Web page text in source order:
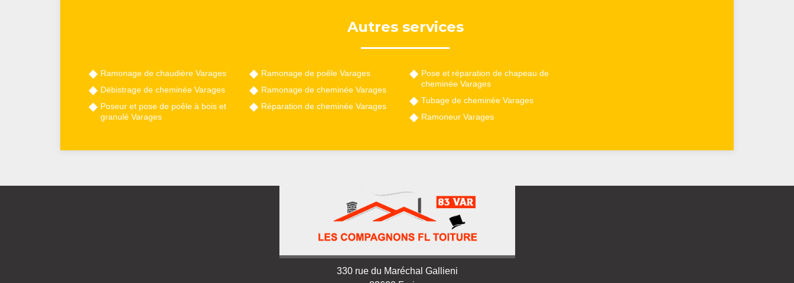
Autres services
Ramonage de chaudière Varages
Débistrage de cheminée Varages
Poseur et pose de poêle à bois et
granulé Varages
Ramonage de poêle Varages
Ramonage de cheminée Varages
Réparation de cheminée Varages
Pose et réparation de chapeau de
cheminée Varages
Tubage de cheminée Varages
Ramoneur Varages
330 rue du Maréchal Gallieni